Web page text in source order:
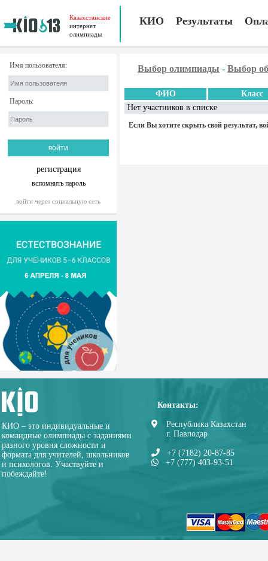
Казахстанские
интернет
олимпиады
КИО Результаты
Имя пользователя:
Пароль:
регистрация
вспомнить пароль
войти через социальную сеть
Выбор олимпиады - Выбор
ФИО
Класс
Нет участников в списке
Если Вы хотите скрыть свой результат,
КИО – это индивидуальные и
командные олимпиады с заданиями
разного уровня сложности и
формата для учителей, школьников
и психологов. Участвуйте и
побеждайте!
Контакты:
Республика Казахстан
г. Павлодар
+7 (7182) 20-87-85
+7 (777) 403-93-51